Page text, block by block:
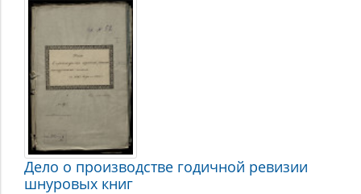
Дело о производстве годичной ревизии
шнуровых книг